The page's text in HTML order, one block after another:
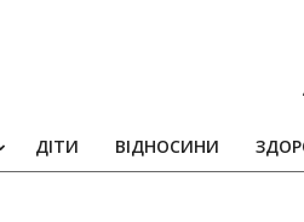
ДІТИ ВІДНОСИНИ